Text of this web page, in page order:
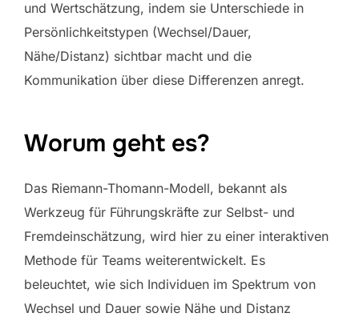
und Wertschätzung, indem sie Unterschiede in
Persönlichkeitstypen (Wechsel/Dauer,
Nähe/Distanz) sichtbar macht und die
Kommunikation über diese Differenzen anregt.
Worum geht es?
Das Riemann-Thomann-Modell, bekannt als
Werkzeug für Führungskräfte zur Selbst- und
Fremdeinschätzung, wird hier zu einer interaktiven
Methode für Teams weiterentwickelt. Es
beleuchtet, wie sich Individuen im Spektrum von
Wechsel und Dauer sowie Nähe und Distanz